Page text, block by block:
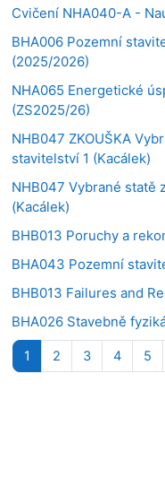
Cvičení NHA040-A -
BHA006 Pozemní
(2025/2026)
NHA065 Energetické
(ZS2025/26)
NHB047 ZKOUŠKA
stavitelství 1 (Kacálek)
NHB047 Vybrané statě
(Kacálek)
BHB013 Poruchy a
BHA043 Pozemní
BHB013 Failures and
BHA026 Stavebně
1 Stránka 1
2Stránka 2
3Stránka 3
4 5